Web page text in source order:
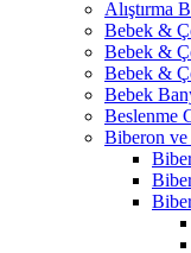
Alıştırma
Bebek &
Bebek &
Bebek &
Bebek
Beslenme
Biberon